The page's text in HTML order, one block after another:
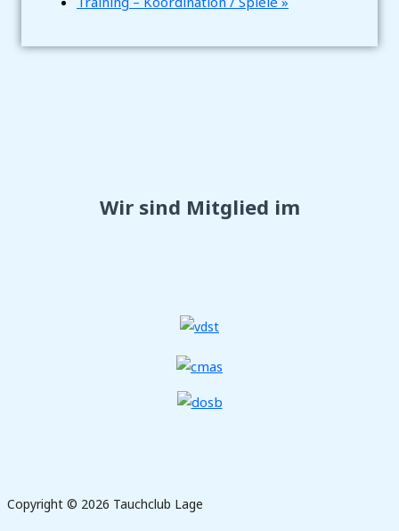
Wir sind Mitglied im
Copyright © 2026 Tauchclub Lage